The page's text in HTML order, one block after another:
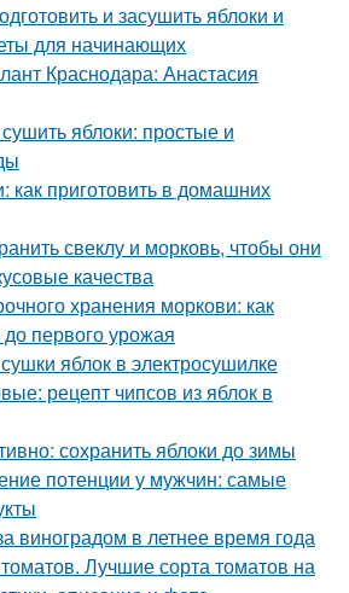
и засушить яблоки и
для начинающих
Краснодара: Анастасия
яблоки: простые и
приготовить в домашних
свеклу и морковь, чтобы они
качества
хранения моркови: как
первого урожая
яблок в электросушилке
рецепт чипсов из яблок в
сохранить яблоки до зимы
потенции у мужчин: самые
виноградом в летнее время года
Лучшие сорта томатов на